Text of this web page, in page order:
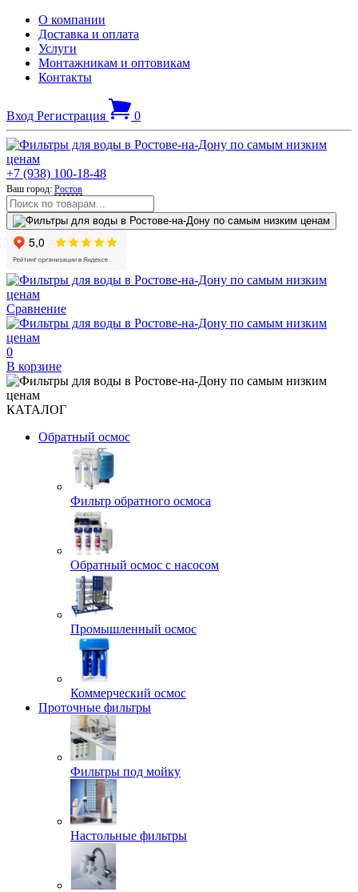
О компании
Доставка и оплата
Услуги
Монтажникам и оптовикам
Контакты
Вход Регистрация 0
+7 (938) 100-18-48
Ваш город: Ростов
Сравнение
0
В корзине
КАТАЛОГ
Обратный осмос
Фильтр обратного осмоса
Обратный осмос с насосом
Промышленный осмос
Коммерческий осмос
Проточные фильтры
Фильтры под мойку
Настольные фильтры